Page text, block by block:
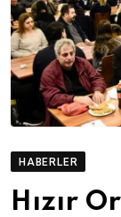
HABERLER
Hızır